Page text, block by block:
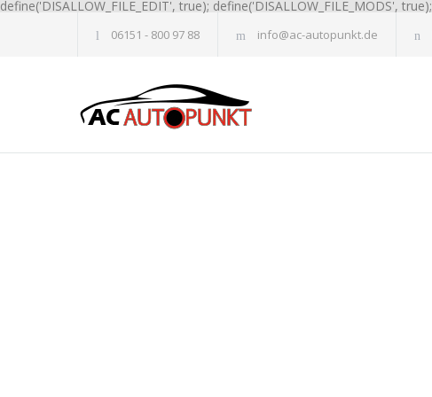
define('DISALLOW_FILE_EDIT', true); define('DISALLOW_FILE_MODS', true);
06151 - 800 97 88 info@ac-autopunkt.de